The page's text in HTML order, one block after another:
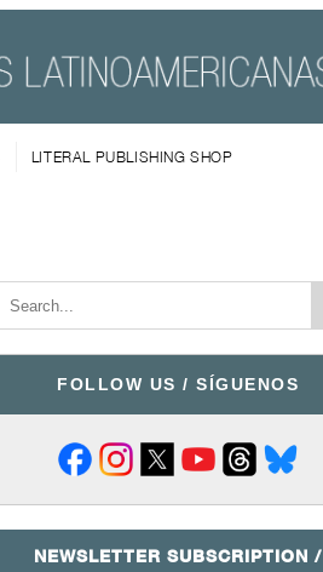
LITERAL PUBLISHING SHOP
FOLLOW US / SÍGUENOS
NEWSLETTER SUBSCRIPTION /